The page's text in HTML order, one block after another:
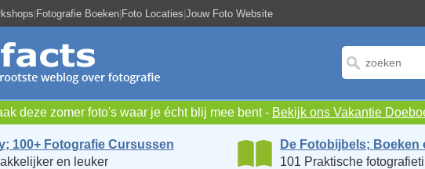
|Fotografie Boeken|Foto Locaties|Jouw Foto Website
deze zomer foto's waar je écht blij mee bent - Bekijk ons Vakantie
100+ Fotografie Cursussen
en leuker
De Fotobijbels; Boeken
101 Praktische